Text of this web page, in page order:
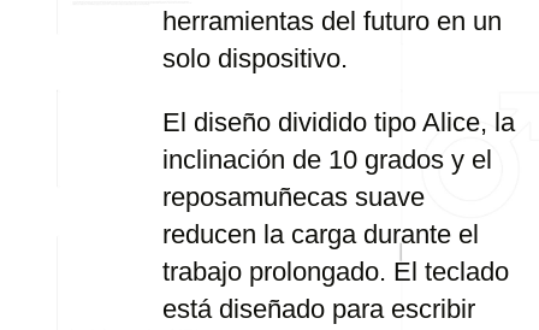
herramientas del futuro en un
solo dispositivo.
El diseño dividido tipo Alice, la
inclinación de 10 grados y el
reposamuñecas suave
reducen la carga durante el
trabajo prolongado. El teclado
está diseñado para escribir